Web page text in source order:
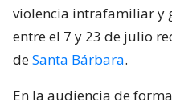
violencia intrafamiliar y
entre el 7 y 23 de julio
deSanta Bárbara.
En la audiencia de